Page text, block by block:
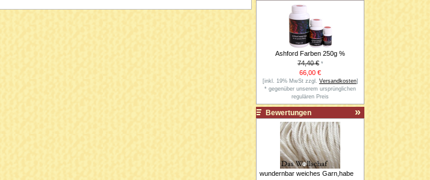
Ashford Farben 250g %
74,40 €*
66,00 €
[inkl. 19% MwSt zzgl. Versandkosten]
* gegenüber unserem ursprünglichen
regulären Preis
Bewertungen
wundernbar weiches Garn,habe